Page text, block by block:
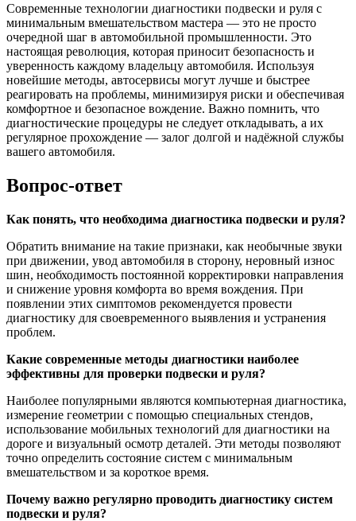
Современные технологии диагностики подвески и руля с
минимальным вмешательством мастера — это не просто
очередной шаг в автомобильной промышленности. Это
настоящая революция, которая приносит безопасность и
уверенность каждому владельцу автомобиля. Используя
новейшие методы, автосервисы могут лучше и быстрее
реагировать на проблемы, минимизируя риски и обеспечивая
комфортное и безопасное вождение. Важно помнить, что
диагностические процедуры не следует откладывать, а их
регулярное прохождение — залог долгой и надёжной службы
вашего автомобиля.
Вопрос-ответ
Как понять, что необходима диагностика подвески и руля?
Обратить внимание на такие признаки, как необычные звуки
при движении, увод автомобиля в сторону, неровный износ
шин, необходимость постоянной корректировки направления
и снижение уровня комфорта во время вождения. При
появлении этих симптомов рекомендуется провести
диагностику для своевременного выявления и устранения
проблем.
Какие современные методы диагностики наиболее
эффективны для проверки подвески и руля?
Наиболее популярными являются компьютерная диагностика,
измерение геометрии с помощью специальных стендов,
использование мобильных технологий для диагностики на
дороге и визуальный осмотр деталей. Эти методы позволяют
точно определить состояние систем с минимальным
вмешательством и за короткое время.
Почему важно регулярно проводить диагностику систем
подвески и руля?